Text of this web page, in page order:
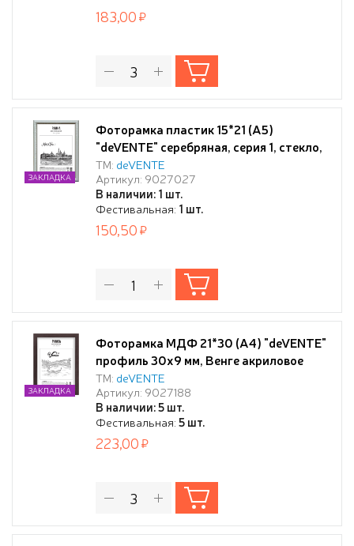
183,00
Фоторамка пластик 15*21 (А5)
"deVENTE" серебряная, серия 1, стекло,
задняя панель - переплетный картон, с
подставкой для установки на столе, в
термоусадочной пленке
ТМ: deVENTE
Артикул: 9027027
В наличии: 1 шт.
Фестивальная: 1 шт.
ЗАКЛАДКА
150,50
Фоторамка МДФ 21*30 (A4) "deVENTE"
профиль 30x9 мм, Венге акриловое
стекло, задняя панель - переплетный
картон, с креплением для подвеса,
венге, в термоусадочной пленке
ТМ: deVENTE
Артикул: 9027188
В наличии: 5 шт.
Фестивальная:5 шт.
ЗАКЛАДКА
223,00